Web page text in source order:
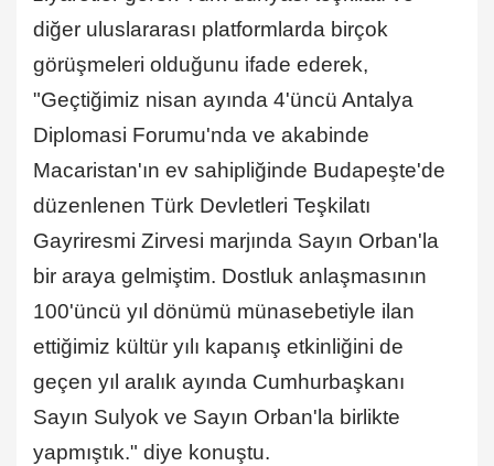
diğer uluslararası platformlarda birçok
görüşmeleri olduğunu ifade ederek,
"Geçtiğimiz nisan ayında 4'üncü Antalya
Diplomasi Forumu'nda ve akabinde
Macaristan'ın ev sahipliğinde Budapeşte'de
düzenlenen Türk Devletleri Teşkilatı
Gayriresmi Zirvesi marjında Sayın Orban'la
bir araya gelmiştim. Dostluk anlaşmasının
100'üncü yıl dönümü münasebetiyle ilan
ettiğimiz kültür yılı kapanış etkinliğini de
geçen yıl aralık ayında Cumhurbaşkanı
Sayın Sulyok ve Sayın Orban'la birlikte
yapmıştık." diye konuştu.